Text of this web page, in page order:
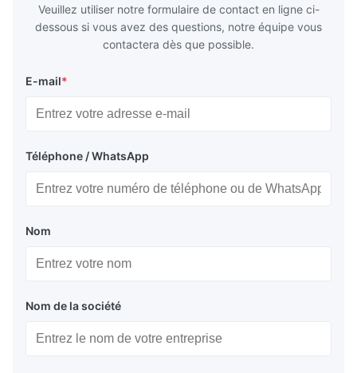
Veuillez utiliser notre formulaire de contact en ligne ci-
dessous si vous avez des questions, notre équipe vous
contactera dès que possible.
E-mail*
Téléphone / WhatsApp
Nom
Nom de la société